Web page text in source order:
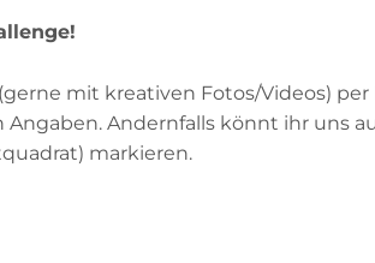
mit kreativen Fotos/Videos) per
Andernfalls könnt ihr uns
markieren.